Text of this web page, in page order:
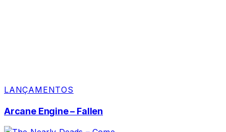
LANÇAMENTOS
Arcane Engine – Fallen